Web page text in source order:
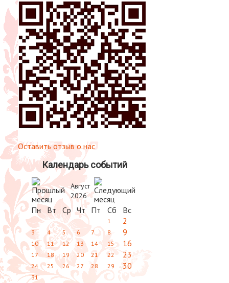
Оставить отзыв о нас
Календарь событий
Август
2026
Пн Вт Ср Чт Пт Сб Вс
1 2
3 4 5 6 7 8 9
10 11 12 13 14 15 16
17 18 19 20 21 22 23
24 25 26 27 28 29 30
31